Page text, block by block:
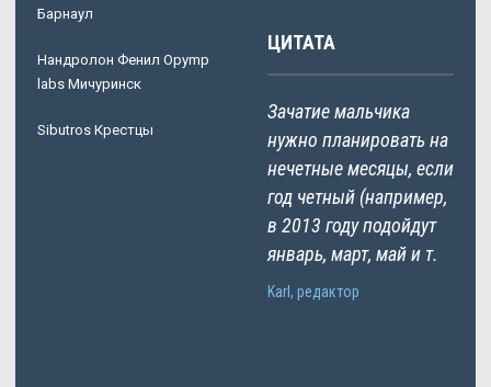
Барнаул
Нандролон Фенил Opymp
labs Мичуринск
Sibutros Крестцы
ЦИТАТА
Зачатие мальчика
нужно планировать на
нечетные месяцы, если
год четный (например,
в 2013 году подойдут
январь, март, май и т.
Karl, редактор